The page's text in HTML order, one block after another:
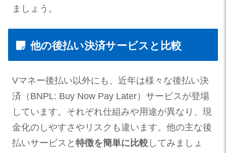
ましょう。
他の後払い決済サービスと比較
Vマネー後払い以外にも、近年は様々な後払い決
済（BNPL: Buy Now Pay Later）サービスが登場
しています。それぞれ仕組みや用途が異なり、現
金化のしやすさやリスクも違います。他の主な後
払いサービスと 特徴を簡単に比較 してみましょ